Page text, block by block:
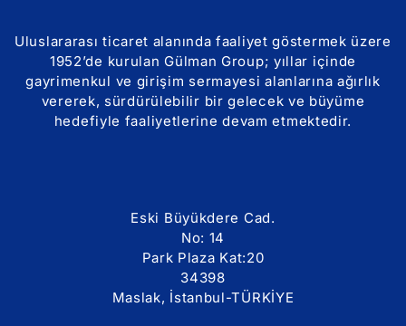
Uluslararası ticaret alanında faaliyet göstermek üzere
1952’de kurulan Gülman Group; yıllar içinde
gayrimenkul ve girişim sermayesi alanlarına ağırlık
vererek, sürdürülebilir bir gelecek ve büyüme
hedefiyle faaliyetlerine devam etmektedir.
Eski Büyükdere Cad.
No: 14
Park Plaza Kat:20
34398
Maslak, İstanbul-TÜRKİYE